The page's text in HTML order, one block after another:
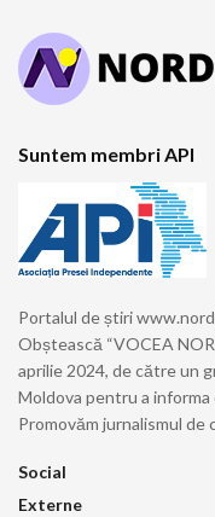
Suntem membri API
Portalul de știri
Obștească “VOCEA
aprilie 2024, de către un
Moldova pentru a
Promovăm jurnalismul de
Social
Externe